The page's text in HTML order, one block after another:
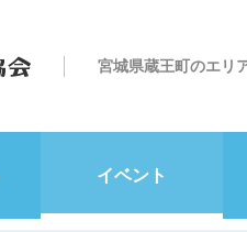
宮城県蔵王町のエリ
イベント